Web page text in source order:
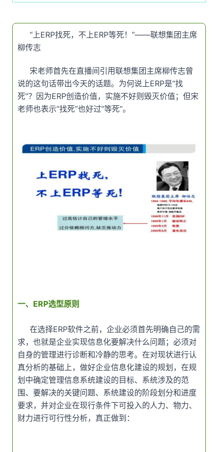
“上ERP找死，不上ERP等死！”——联想集团主席
柳传志
宋老师首先在直播间引用联想集团主席柳传志曾
说的这句话带出今天的话题。为何说上ERP是“找
死”？因为ERP创造价值，实施不好则毁灭价值；但宋
老师也表示“找死”也好过“等死”。
一、 ERP选型原则
在选择ERP软件之前，企业必须首先明确自己的需
求，也就是企业实现信息化要解决什么问题；必须对
自身的管理进行诊断和冷静的思考。在对现状进行认
真分析的基础上，做好企业信息化建设的规划，在规
划中确定管理信息系统建设的目标、系统涉及的范
围、要解决的关键问题、系统建设的阶段划分和进度
要求，并对企业在现行条件下可投入的人力、物力、
财力进行可行性分析，真正做到：